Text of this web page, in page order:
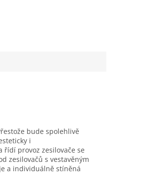
bude spolehlivě
i
řídí provoz zesilovače se
zesilovačů s vestavěným
a individuálně stíněná